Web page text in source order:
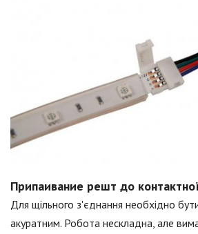
Припаивание решт до
Для щільного з'єднання необхідно
акуратним. Робота нескладна, але